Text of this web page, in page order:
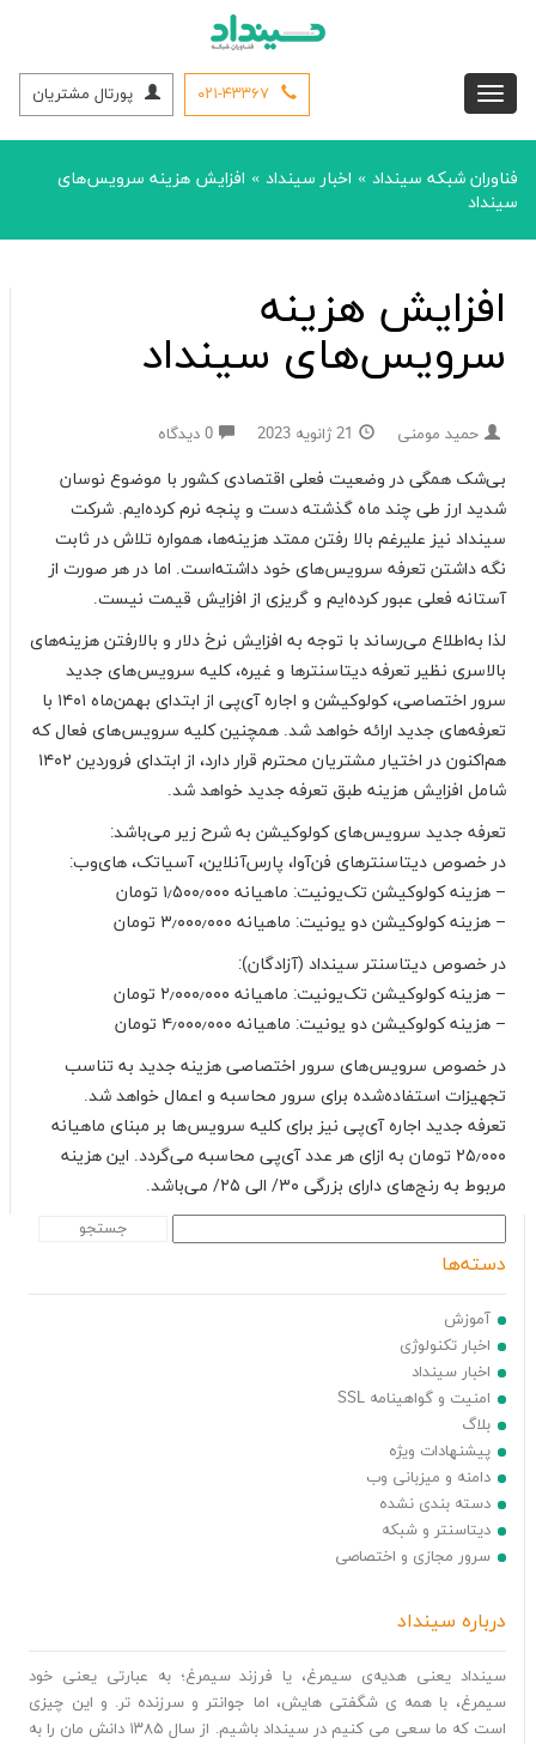
۰۲۱-۴۳۳۶۷ پورتال مشتریان
فناوران شبکه سینداد » اخبار سینداد » افزایش هزینه سرویس‌های
سینداد
افزایش هزینه
سرویس‌های سینداد
حمید مومنی 21 ژانویه 2023 0 دیدگاه
بی‌شک همگی در وضعیت فعلی اقتصادی کشور با موضوع نوسان
شدید ارز طی چند ماه گذشته دست و پنجه نرم کرده‌ایم. شرکت
سینداد نیز علیرغم بالا رفتن ممتد هزینه‌ها، همواره تلاش در ثابت
نگه داشتن تعرفه سرویس‌های خود داشته‌است. اما در هر صورت از
آستانه فعلی عبور کرده‌ایم و گریزی از افزایش قیمت نیست.
لذا به‌اطلاع می‌رساند با توجه به افزایش نرخ دلار و بالارفتن هزینه‌های
بالاسری نظیر تعرفه دیتاسنترها و غیره، کلیه سرویس‌های جدید
سرور اختصاصی، کولوکیشن و اجاره آی‌پی از ابتدای بهمن‌ماه ۱۴۰۱ با
تعرفه‌های جدید ارائه خواهد شد. همچنین کلیه سرویس‌های فعال که
هم‌اکنون در اختیار مشتریان محترم قرار دارد، از ابتدای فروردین ۱۴۰۲
شامل افزایش هزینه طبق تعرفه جدید خواهد شد.
تعرفه جدید سرویس‌های کولوکیشن به شرح زیر می‌باشد:
در خصوص دیتاسنترهای فن‌آوا، پارس‌آنلاین، آسیاتک، های‌وب:
– هزینه کولوکیشن تک‌یونیت: ماهیانه ۱٫۵۰۰٫۰۰۰ تومان
– هزینه کولوکیشن دو ‌یونیت: ماهیانه ۳٫۰۰۰٫۰۰۰ تومان
در خصوص دیتاسنتر سینداد (آزادگان):
– هزینه کولوکیشن تک‌یونیت: ماهیانه ۲٫۰۰۰٫۰۰۰ تومان
– هزینه کولوکیشن دو ‌یونیت: ماهیانه ۴٫۰۰۰٫۰۰۰ تومان
در خصوص سرویس‌های سرور اختصاصی هزینه جدید به تناسب
تجهیزات استفاده‌شده برای سرور محاسبه و اعمال خواهد شد.
تعرفه جدید اجاره آی‌پی نیز برای کلیه سرویس‌ها بر مبنای ماهیانه
۲۵٫۰۰۰ تومان به ازای هر عدد آی‌پی محاسبه می‌گردد. این هزینه
مربوط به رنج‌های دارای بزرگی ۳۰/ الی ۲۵/ می‌باشد.
دسته‌ها
آموزش
اخبار تکنولوژی
اخبار سینداد
امنیت و گواهینامه SSL
بلاگ
پیشنهادات ویژه
دامنه و میزبانی وب
دسته بندی نشده
دیتاسنتر و شبکه
سرور مجازی و اختصاصی
درباره سینداد
سینداد یعنی هدیه‌ی سیمرغ، یا فرزند سیمرغ؛ به عبارتی یعنی خود
سیمرغ، با همه ی شگفتی هایش، اما جوانتر و سرزنده تر. و این چیزی
است که ما سعی می کنیم در سینداد باشیم. از سال ۱۳۸۵ دانش مان را به